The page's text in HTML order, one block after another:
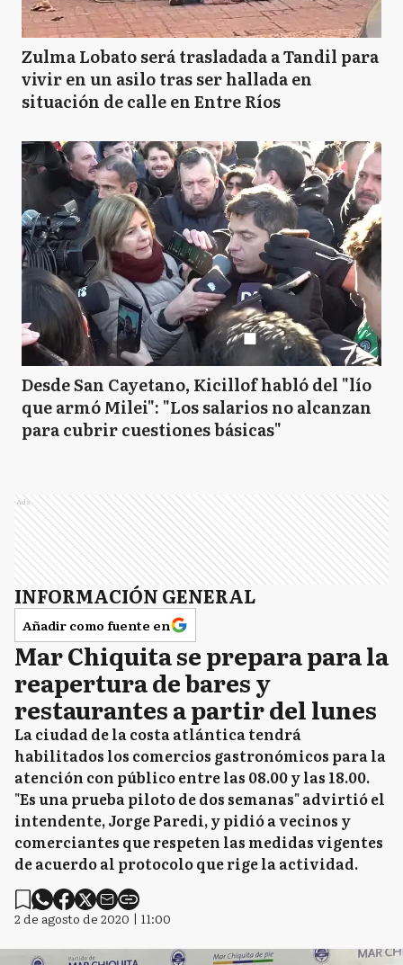
Zulma Lobato será trasladada a Tandil para
vivir en un asilo tras ser hallada en
situación de calle en Entre Ríos
Desde San Cayetano, Kicillof habló del "lío
que armó Milei": "Los salarios no alcanzan
para cubrir cuestiones básicas"
Ads
INFORMACIÓN GENERAL
Añadir como fuente en
Mar Chiquita se prepara para la
reapertura de bares y
restaurantes a partir del lunes
La ciudad de la costa atlántica tendrá
habilitados los comercios gastronómicos para la
atención con público entre las 08.00 y las 18.00.
"Es una prueba piloto de dos semanas" advirtió el
intendente, Jorge Paredi, y pidió a vecinos y
comerciantes que respeten las medidas vigentes
de acuerdo al protocolo que rige la actividad.
2 de agosto de 2020 | 11:00